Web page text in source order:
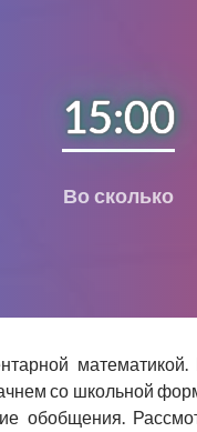
15:00
Во сколько
математикой.
со школьной
обобщения.